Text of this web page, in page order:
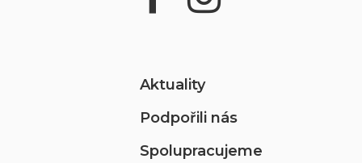
Aktuality
Podpořili nás
Spolupracujeme